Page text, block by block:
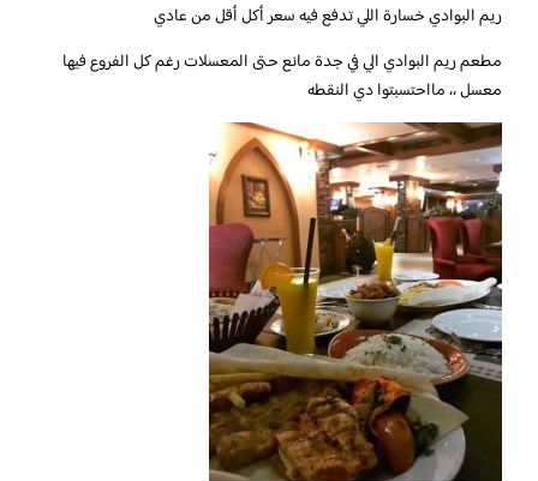
ريم البوادي خسارة اللي تدفع فيه سعر أكل أقل من عادي
مطعم ريم البوادي الي في جدة مانع حتى المعسلات رغم كل الفروع فيها
معسل ،، مااحتسبتوا دي النقطه